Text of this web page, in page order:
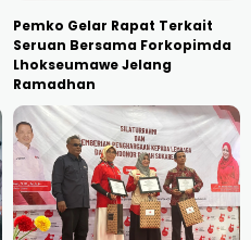
Pemko Gelar Rapat Terkait
Seruan Bersama Forkopimda
Lhokseumawe Jelang
Ramadhan